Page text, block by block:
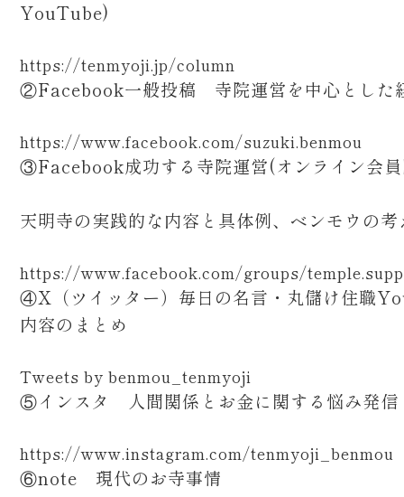
YouTube)
https://tenmyoji.jp/column
②Facebook一般投稿 寺院運営を中心とした
https://www.facebook.com/suzuki.benmou
③Facebook成功する寺院運営(オンライン会
天明寺の実践的な内容と具体例、ベンモウの考
https://www.facebook.com/groups/
④X（ツイッター）毎日の名言・丸儲け住職
内容のまとめ
Tweets by benmou_tenmyoji
⑤インスタ 人間関係とお金に関する悩み発
https://www.instagram.com/tenmyoji_benmou
⑥note 現代のお寺事情